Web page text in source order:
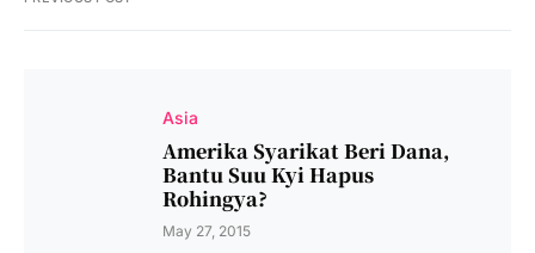
Asia
Amerika Syarikat Beri Dana,
Bantu Suu Kyi Hapus
Rohingya?
May 27, 2015